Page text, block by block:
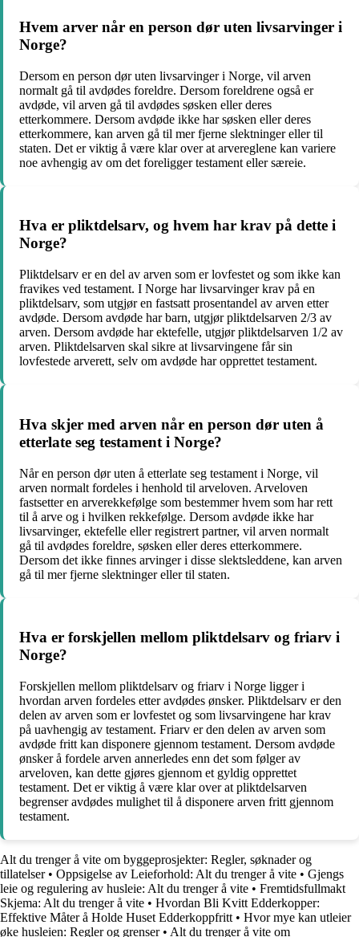
Hvem arver når en person dør uten livsarvinger i
Norge?
Dersom en person dør uten livsarvinger i Norge, vil arven
normalt gå til avdødes foreldre. Dersom foreldrene også er
avdøde, vil arven gå til avdødes søsken eller deres
etterkommere. Dersom avdøde ikke har søsken eller deres
etterkommere, kan arven gå til mer fjerne slektninger eller til
staten. Det er viktig å være klar over at arvereglene kan variere
noe avhengig av om det foreligger testament eller særeie.
Hva er pliktdelsarv, og hvem har krav på dette i
Norge?
Pliktdelsarv er en del av arven som er lovfestet og som ikke kan
fravikes ved testament. I Norge har livsarvinger krav på en
pliktdelsarv, som utgjør en fastsatt prosentandel av arven etter
avdøde. Dersom avdøde har barn, utgjør pliktdelsarven 2/3 av
arven. Dersom avdøde har ektefelle, utgjør pliktdelsarven 1/2 av
arven. Pliktdelsarven skal sikre at livsarvingene får sin
lovfestede arverett, selv om avdøde har opprettet testament.
Hva skjer med arven når en person dør uten å
etterlate seg testament i Norge?
Når en person dør uten å etterlate seg testament i Norge, vil
arven normalt fordeles i henhold til arveloven. Arveloven
fastsetter en arverekkefølge som bestemmer hvem som har rett
til å arve og i hvilken rekkefølge. Dersom avdøde ikke har
livsarvinger, ektefelle eller registrert partner, vil arven normalt
gå til avdødes foreldre, søsken eller deres etterkommere.
Dersom det ikke finnes arvinger i disse slektsleddene, kan arven
gå til mer fjerne slektninger eller til staten.
Hva er forskjellen mellom pliktdelsarv og friarv i
Norge?
Forskjellen mellom pliktdelsarv og friarv i Norge ligger i
hvordan arven fordeles etter avdødes ønsker. Pliktdelsarv er den
delen av arven som er lovfestet og som livsarvingene har krav
på uavhengig av testament. Friarv er den delen av arven som
avdøde fritt kan disponere gjennom testament. Dersom avdøde
ønsker å fordele arven annerledes enn det som følger av
arveloven, kan dette gjøres gjennom et gyldig opprettet
testament. Det er viktig å være klar over at pliktdelsarven
begrenser avdødes mulighet til å disponere arven fritt gjennom
testament.
Alt du trenger å vite om byggeprosjekter: Regler, søknader og
tillatelser • Oppsigelse av Leieforhold: Alt du trenger å vite • Gjengs
leie og regulering av husleie: Alt du trenger å vite • Fremtidsfullmakt
Skjema: Alt du trenger å vite • Hvordan Bli Kvitt Edderkopper:
Effektive Måter å Holde Huset Edderkoppfritt • Hvor mye kan utleier
øke husleien: Regler og grenser• Alt du trenger å vite om